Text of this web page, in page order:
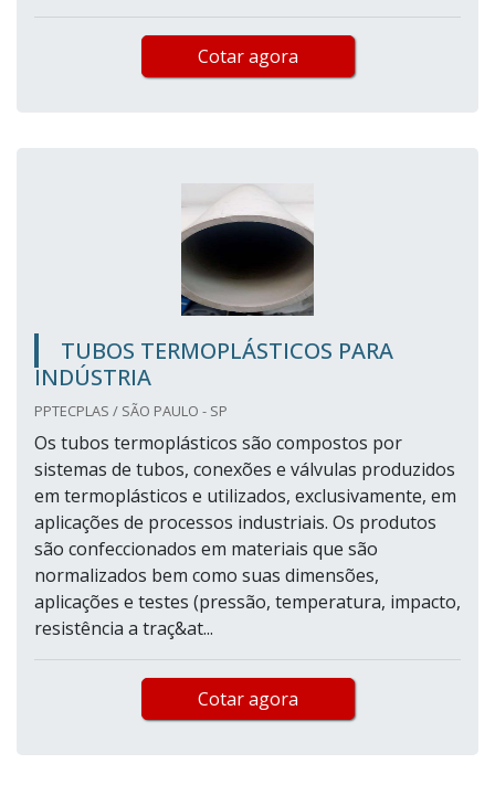
Cotar agora
TUBOS TERMOPLÁSTICOS PARA
INDÚSTRIA
PPTECPLAS / SÃO PAULO - SP
Os tubos termoplásticos são compostos por
sistemas de tubos, conexões e válvulas produzidos
em termoplásticos e utilizados, exclusivamente, em
aplicações de processos industriais. Os produtos
são confeccionados em materiais que são
normalizados bem como suas dimensões,
aplicações e testes (pressão, temperatura, impacto,
resistência a traç&at...
Cotar agora